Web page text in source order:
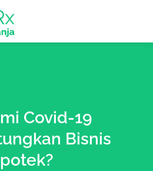
Covid-19
Bisnis